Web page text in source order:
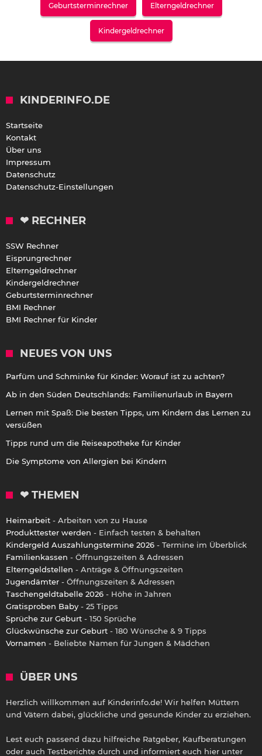
Geburtsterminrechner Elterngeldrechner
Kindergeldrechner
KINDERINFO.DE
Startseite
Kontakt
Über uns
Impressum
Datenschutz
Datenschutz-Einstellungen
❤ RECHNER
SSW Rechner
Eisprungrechner
Elterngeldrechner
Kindergeldrechner
Geburtsterminrechner
BMI Rechner
BMI Rechner für Kinder
NEUES VON UNS
Parfüm und Schminke für Kinder: Worauf ist zu achten?
Ab in den Süden Deutschlands: Familienurlaub in Bayern
Lernen mit Spaß: Die besten Tipps, um Kindern das Lernen zu
versüßen
Tipps rund um die Reiseapotheke für Kinder
Die Symptome von Allergien bei Kindern
❤ THEMEN
Heimarbeit - Arbeiten von zu Hause
Produkttester werden - Einfach testen & behalten
Kindergeld Auszahlungstermine 2026 - Termine im Überblick
Familienkassen - Öffnungszeiten & Adressen
Elterngeldstellen - Anträge & Öffnungszeiten
Jugendämter - Öffnungszeiten & Adressen
Taschengeldtabelle 2026 - Höhe in Jahren
Gratisproben Baby - 25 Tipps
Sprüche zur Geburt - 150 Sprüche
Glückwünsche zur Geburt - 180 Wünsche & 9 Tipps
Vornamen - Beliebte Namen für Jungen & Mädchen
ÜBER UNS
Herzlich willkommen auf Kinderinfo.de! Wir helfen Müttern
und Vätern dabei, glückliche und gesunde Kinder zu erziehen.
Lest euch passend dazu hilfreiche Ratgeber, Kaufberatungen
oder auch Testberichte durch und informiert euch hier unter